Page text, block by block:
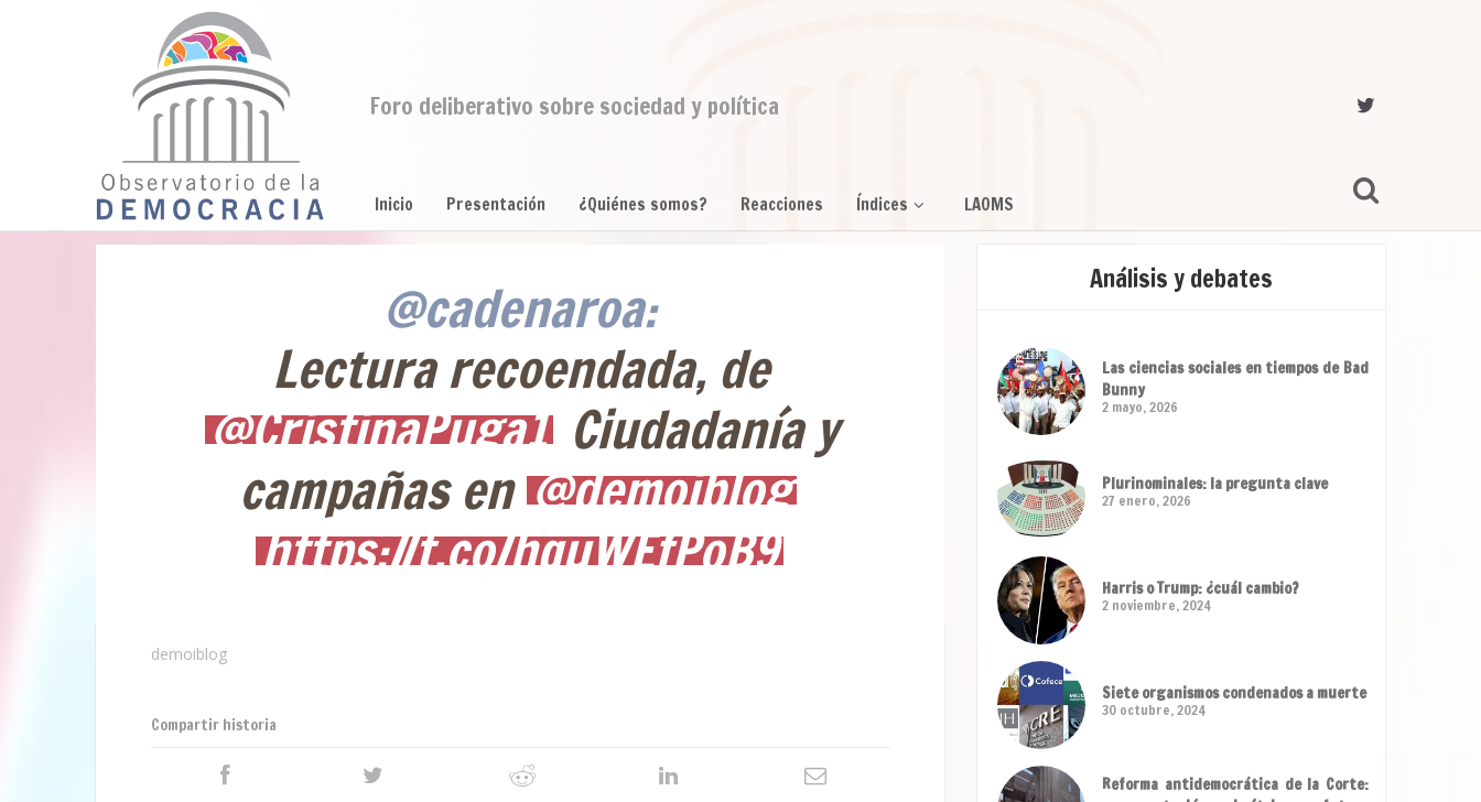
Foro deliberativo sobre sociedad y política
Inicio Presentación ¿Quiénes somos? Reacciones Índices LAOMS
@cadenaroa:
Lectura recoendada, de
@CristinaPuga1 Ciudadanía y
campañas en @demoiblog
https://t.co/hquWEfPoB9
demoiblog
Compartir historia
Análisis y debates
Las ciencias sociales en tiempos de Bad
Bunny
2 mayo, 2026
Plurinominales: la pregunta clave
27 enero, 2026
Harris o Trump: ¿cuál cambio?
2 noviembre, 2024
Siete organismos condenados a muerte
30 octubre, 2024
Reforma antidemocrática de la Corte: